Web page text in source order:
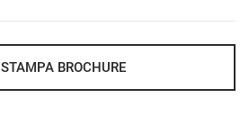
STAMPA BROCHURE